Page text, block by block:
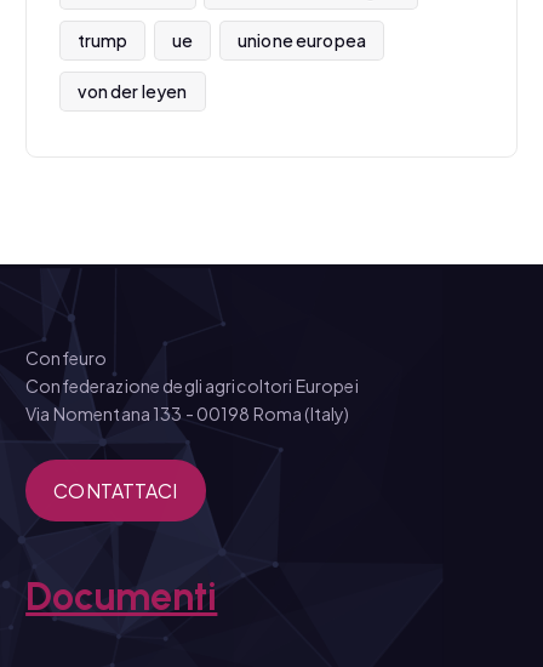
trump ue unione europea
von der leyen
Confeuro
Confederazione degli agricoltori Europei
Via Nomentana 133 - 00198 Roma (Italy)
CONTATTACI
Documenti